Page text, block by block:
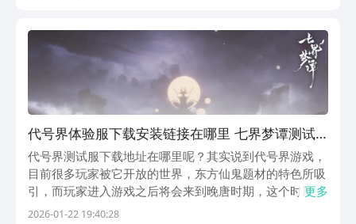
代号界体验服下载安装链接在哪里 七界梦谭测试
服在哪里下载
代号界测试服下载地址在哪里呢？其实说到代号界游戏，
目前很多玩家被它开放的世界，东方仙鬼题材的特色所吸
引，而玩家进入游戏之后将会来到晚唐时期，这个时期其
实是特别乱的。只是很多玩家在体验该游戏的时候，不仅
更多
2026-01-22 19:40:28